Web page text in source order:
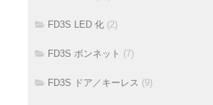
FD3S LED 化 (2)
FD3S ボンネット (7)
FD3S ドア／キーレス (9)